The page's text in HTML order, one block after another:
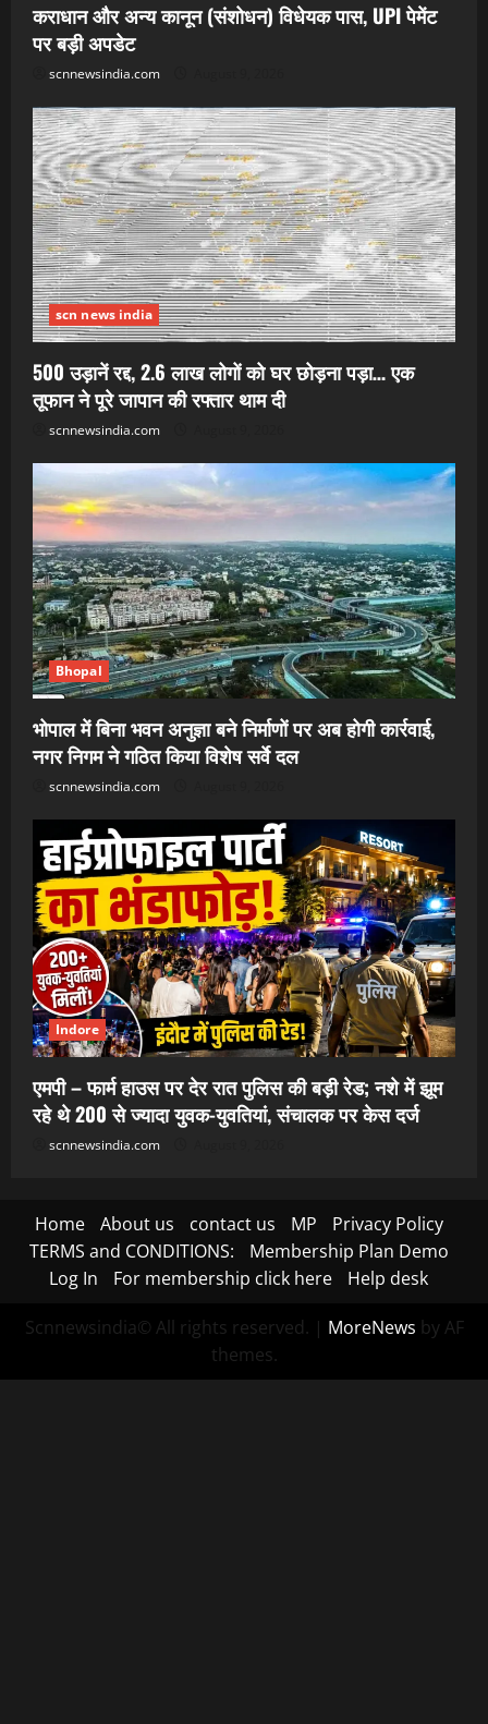
कराधान और अन्य कानून (संशोधन) विधेयक पास, UPI पेमेंट
पर बड़ी अपडेट
scnnewsindia.com
scn news india
500 उड़ानें रद्द, 2.6 लाख लोगों को घर छोड़ना पड़ा… एक
तूफान ने पूरे जापान की रफ्तार थाम दी
scnnewsindia.com
Bhopal
भोपाल में बिना भवन अनुज्ञा बने निर्माणों पर अब होगी कार्रवाई,
नगर निगम ने गठित किया विशेष सर्वे दल
scnnewsindia.com
Indore
एमपी – फार्म हाउस पर देर रात पुलिस की बड़ी रेड; नशे में झूम
रहे थे 200 से ज्यादा युवक-युवतियां, संचालक पर केस दर्ज
scnnewsindia.com
Home About us contact us MP
Privacy Policy
TERMS and CONDITIONS:
Membership Plan Demo
Log In
For membership click here Help desk
Scnnewsindia© All rights reserved. | MoreNews by AF
themes.